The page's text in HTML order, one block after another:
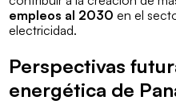
empleos al 2030 en el
electricidad.
Perspectivas
energética de